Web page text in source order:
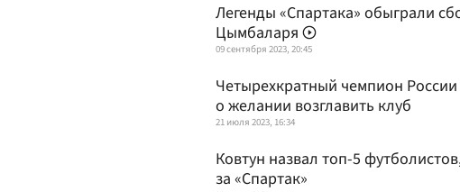
Легенды «Спартака» обыграли
Цымбаларя
09 сентября 2023, 20:45
Четырехкратный чемпион России
о желании возглавить клуб
21 июля 2023, 16:34
Ковтун назвал топ-5
за «Спартак»